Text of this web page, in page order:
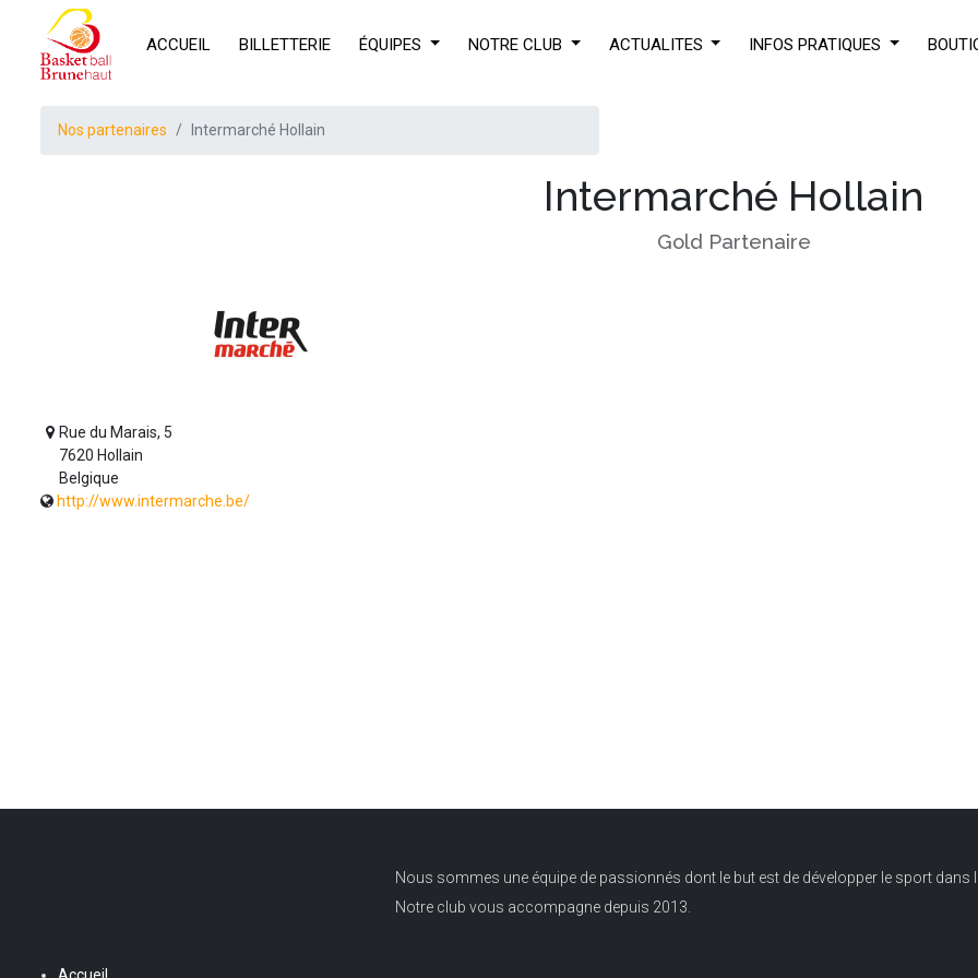
ACCUEIL BILLETTERIE ÉQUIPES NOTRE CLUB ACTUALITES INFOS PRATIQUES
Nos partenaires Intermarché Hollain
Intermarché Hollain
Gold Partenaire
Rue du Marais, 5
7620 Hollain
Belgique
http://www.intermarche.be/
Nous sommes une équipe de passionnés dont le but est de développer le sport dans
Notre club vous accompagne depuis 2013.